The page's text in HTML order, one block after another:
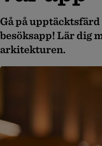
Gå på
besöksapp! Lär dig
arkitekturen.